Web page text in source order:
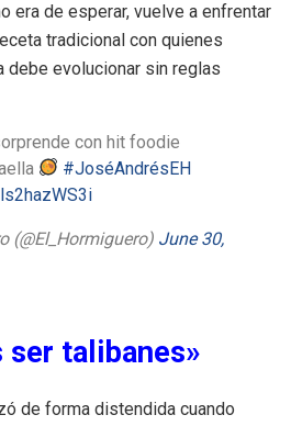
era de esperar, vuelve a enfrentar
tradicional con quienes
debe evolucionar sin reglas
con hit foodie
#JoséAndrésEH
(@El_Hormiguero) June 30,
ser talibanes»
de forma distendida cuando